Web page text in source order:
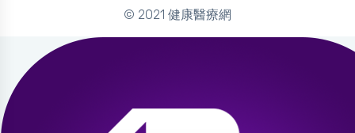
© 2021 健康醫療網